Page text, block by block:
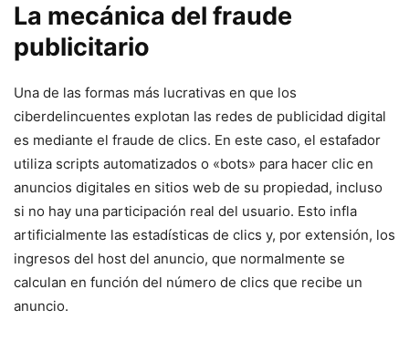
La mecánica del fraude
publicitario
Una de las formas más lucrativas en que los
⁣ciberdelincuentes explotan las redes ⁣de​ publicidad digital
es mediante el fraude ⁣de clics. En este ‍caso,​ el estafador
utiliza scripts ⁣automatizados o «bots» para hacer clic en
anuncios digitales en sitios web de su propiedad,‍ incluso
si no hay una participación real del usuario. Esto infla
artificialmente las estadísticas de clics y, por extensión, los
ingresos⁣ del ​host del anuncio, que normalmente se
calculan en función del número de clics que recibe un⁤
anuncio.